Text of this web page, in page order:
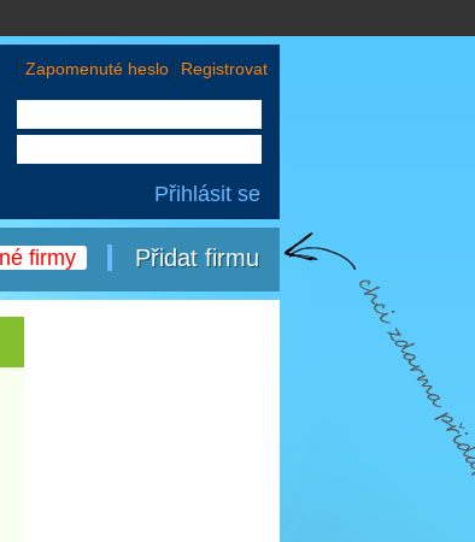
Registrovat
Zapomenuté heslo
Přidat firmu
firmy